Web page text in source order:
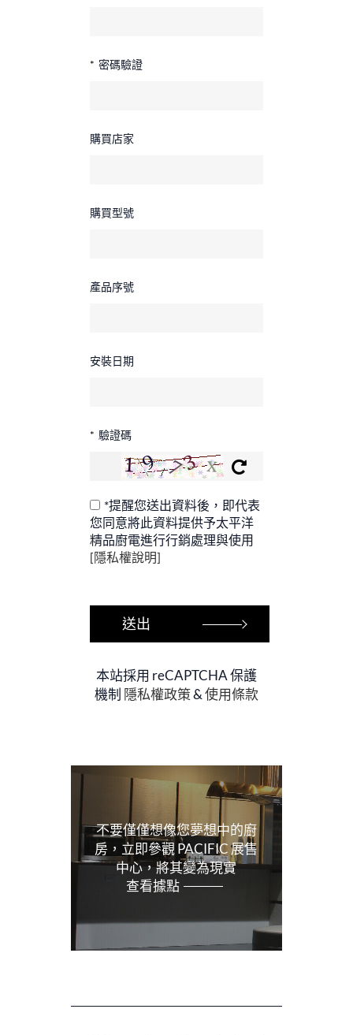
* 密碼驗證
購買店家
購買型號
產品序號
安裝日期
* 驗證碼
*提醒您送出資料後，即代表
您同意將此資料提供予太平洋
精品廚電進行行銷處理與使用
[隱私權說明]
本站採用 reCAPTCHA 保護
機制 隱私權政策&使用條款
不要僅僅想像您夢想中的廚
房，立即參觀 PACIFIC 展售
中心，將其變為現實
查看據點